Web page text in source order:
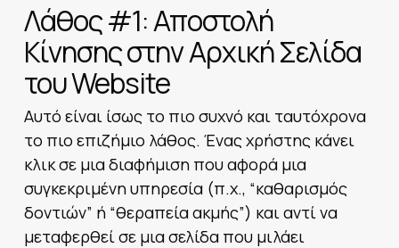
Λάθος #1: Αποστολή
Κίνησης στην Αρχική Σελίδα
του Website
Αυτό είναι ίσως το πιο συχνό και ταυτόχρονα
το πιο επιζήμιο λάθος. Ένας χρήστης κάνει
κλικ σε μια διαφήμιση που αφορά μια
συγκεκριμένη υπηρεσία (π.χ., “καθαρισμός
δοντιών” ή “θεραπεία ακμής”) και αντί να
μεταφερθεί σε μια σελίδα που μιλάει